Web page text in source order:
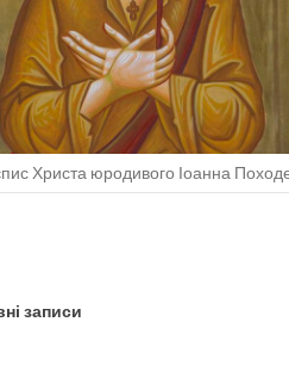
Христа юродивого Іоанна
записи